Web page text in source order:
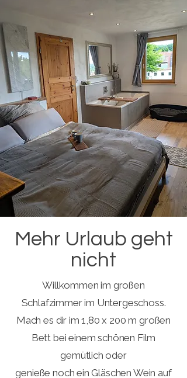
Mehr Urlaub geht
nicht
Willkommen im großen
Schlafzimmer im Untergeschoss.
Mach es dir im 1,80 x 200 m großen
Bett bei einem schönen Film
gemütlich oder
genieße noch ein Gläschen Wein auf